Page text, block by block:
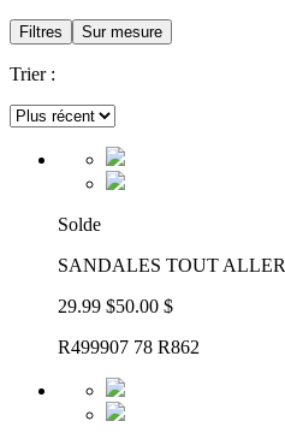
Filtres Sur mesure
Trier :
Solde
SANDALES TOUT ALLER
29.99 $50.00 $
R499907 78 R862